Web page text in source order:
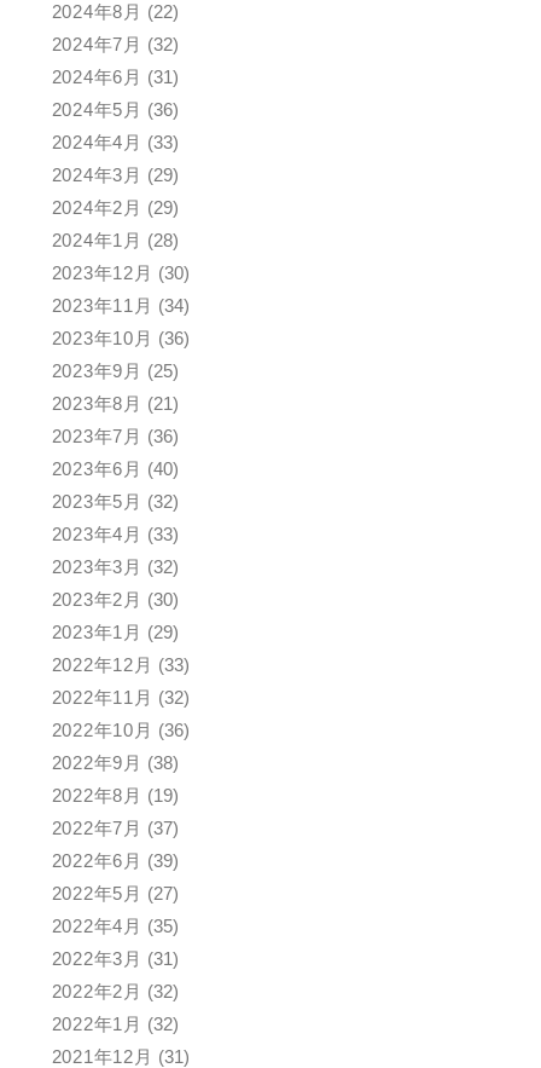
2024年8月 (22)
2024年7月 (32)
2024年6月 (31)
2024年5月 (36)
2024年4月 (33)
2024年3月 (29)
2024年2月 (29)
2024年1月 (28)
2023年12月 (30)
2023年11月 (34)
2023年10月 (36)
2023年9月 (25)
2023年8月 (21)
2023年7月 (36)
2023年6月 (40)
2023年5月 (32)
2023年4月 (33)
2023年3月 (32)
2023年2月 (30)
2023年1月 (29)
2022年12月 (33)
2022年11月 (32)
2022年10月 (36)
2022年9月 (38)
2022年8月 (19)
2022年7月 (37)
2022年6月 (39)
2022年5月 (27)
2022年4月 (35)
2022年3月 (31)
2022年2月 (32)
2022年1月 (32)
2021年12月 (31)